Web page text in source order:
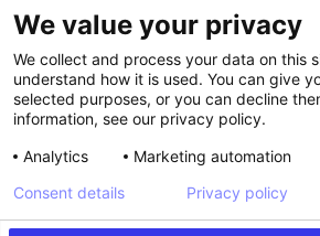
Become a Partner
Integrations Directory
Partners Directory
© Kameleoon — 2026 All rights Reserved
We value your privacy
We collect and process your data on this
understand how it is used. You can give
selected purposes, or you can decline
information, see our privacy policy.
Analytics
Marketing automation
Consent details
Privacy policy